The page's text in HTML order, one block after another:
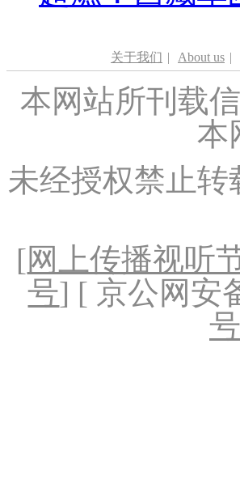
关于我们 | About us |
本网站所刊载
本
未经授权禁止
[网上传播视听
号] [ 京公网安